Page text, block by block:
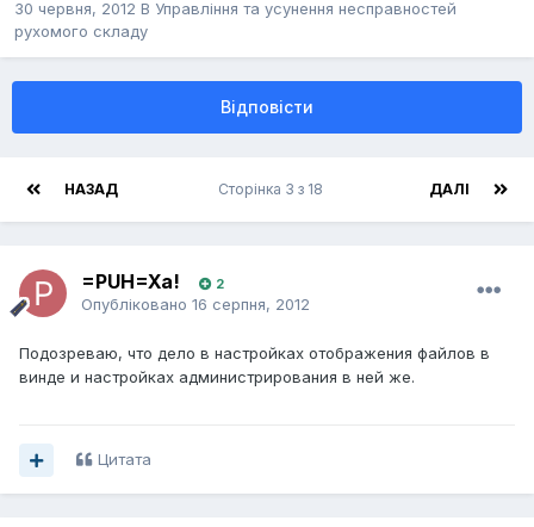
30 червня, 2012 В Управління та усунення несправностей
рухомого складу
Відповісти
НАЗАД ДАЛІ
Сторінка 3 з 18
=PUH=Xa! 2
Опубліковано 16 серпня, 2012
Подозреваю, что дело в настройках отображения файлов в
винде и настройках администрирования в ней же.
Цитата